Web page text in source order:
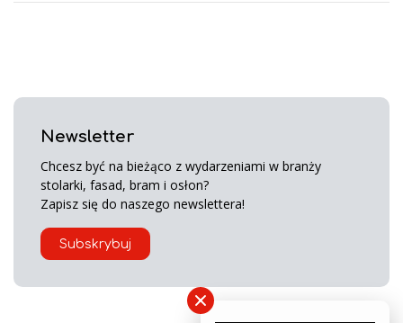
Newsletter
Chcesz być na bieżąco z wydarzeniami w branży
stolarki, fasad, bram i osłon?
Zapisz się do naszego newslettera!
Subskrybuj
×